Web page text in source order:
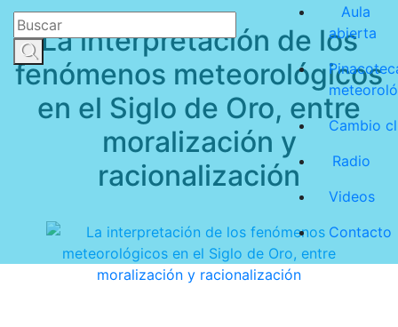
Aula
abierta
Cambio
Radio
Videos
Contacto
La interpretación de los
fenómenos meteorológicos
en el Siglo de Oro, entre
moralización y
racionalización